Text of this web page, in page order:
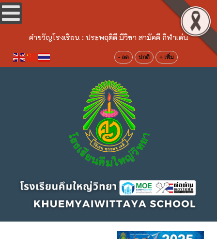
คำขวัญโรงเรียน : ประพฤติดี มีวิชา สามัคคี กีฬาเด่น
- ลด ปกติ + เพิ่ม